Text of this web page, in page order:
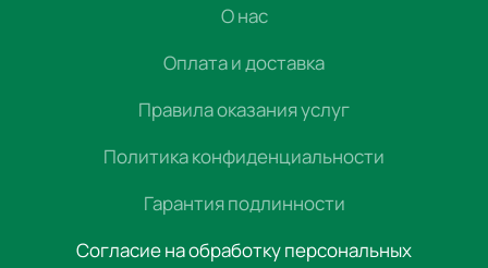
О нас
Оплата и доставка
Правила оказания услуг
Политика конфиденциальности
Гарантия подлинности
Согласие на обработку персональных